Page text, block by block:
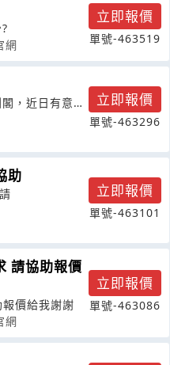
網
立即報價
單號-463519
，近日有意欲
(有
立即報價
單號-463296
助
立即報價
單號-463101
請協助報價
價給我謝謝
網
立即報價
單號-463086